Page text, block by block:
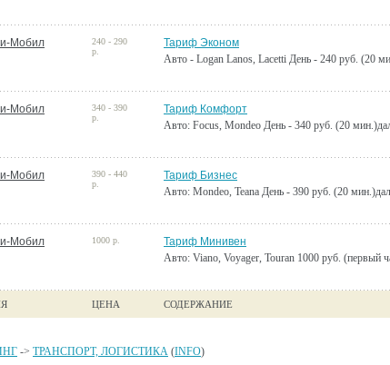
Мобил
240 - 290
р.
Тариф Эконом
Авто - Logan Lanos, Lacetti День - 240 руб. (20
Мобил
340 - 390
р.
Тариф Комфорт
Авто: Focus, Mondeo День - 340 руб. (20
Мобил
390 - 440
р.
Тариф Бизнес
Авто: Mondeo, Teana День - 390 руб. (20
Мобил 1000 р.
Тариф Минивен
Авто: Viano, Voyager, Touran 1000 руб. (первый
ЦЕНА СОДЕРЖАНИЕ
-> ТРАНСПОРТ, ЛОГИСТИКА (INFO)